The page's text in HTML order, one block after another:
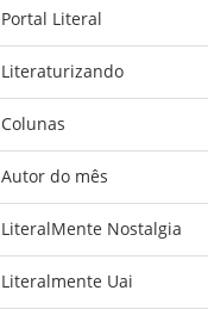
Portal Literal
Literaturizando
Colunas
Autor do mês
LiteralMente Nostalgia
Literalmente Uai